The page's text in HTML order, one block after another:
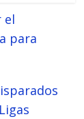
el
para